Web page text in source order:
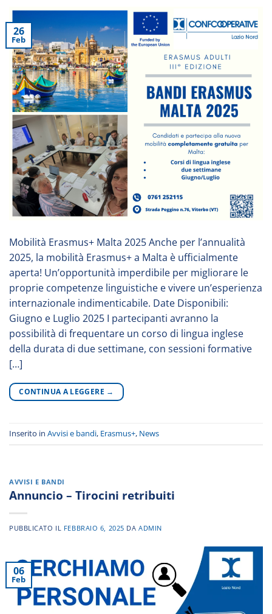
26
Feb
Mobilità Erasmus+ Malta 2025 Anche per l’annualità
2025, la mobilità Erasmus+ a Malta è ufficialmente
aperta! Un’opportunità imperdibile per migliorare le
proprie competenze linguistiche e vivere un’esperienza
internazionale indimenticabile. Date Disponibili:
Giugno e Luglio 2025 I partecipanti avranno la
possibilità di frequentare un corso di lingua inglese
della durata di due settimane, con sessioni formative
[…]
CONTINUA A LEGGERE →
Inserito in Avvisi e bandi, Erasmus+, News
AVVISI E BANDI
Annuncio – Tirocini retribuiti
PUBBLICATO IL FEBBRAIO 6, 2025 DAADMIN
06
Feb